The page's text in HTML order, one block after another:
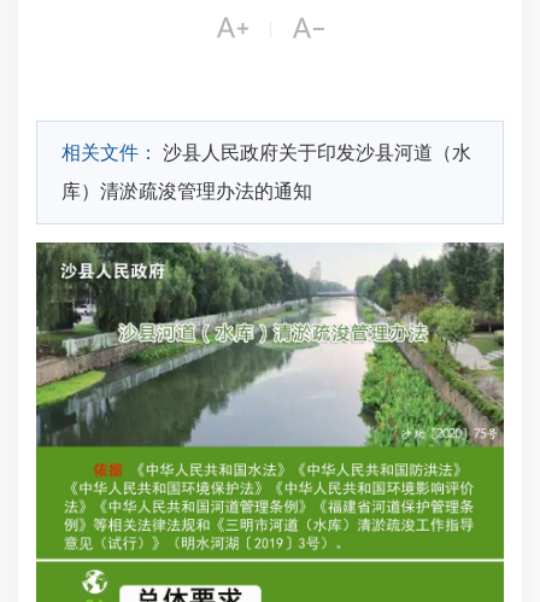
 
相关文件：
沙县人民政府关于印发沙县河道（水
库）清淤疏浚管理办法的通知